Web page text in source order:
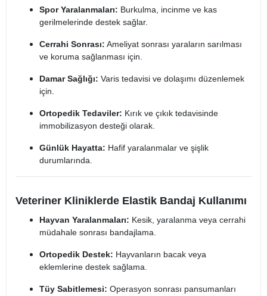
Spor Yaralanmaları: Burkulma, incinme ve kas
gerilmelerinde destek sağlar.
Cerrahi Sonrası: Ameliyat sonrası yaraların sarılması
ve koruma sağlanması için.
Damar Sağlığı: Varis tedavisi ve dolaşımı düzenlemek
için.
Ortopedik Tedaviler: Kırık ve çıkık tedavisinde
immobilizasyon desteği olarak.
Günlük Hayatta: Hafif yaralanmalar ve şişlik
durumlarında.
Veteriner Kliniklerde Elastik Bandaj Kullanımı
Hayvan Yaralanmaları: Kesik, yaralanma veya cerrahi
müdahale sonrası bandajlama.
Ortopedik Destek: Hayvanların bacak veya
eklemlerine destek sağlama.
Tüy Sabitlemesi: Operasyon sonrası pansumanları